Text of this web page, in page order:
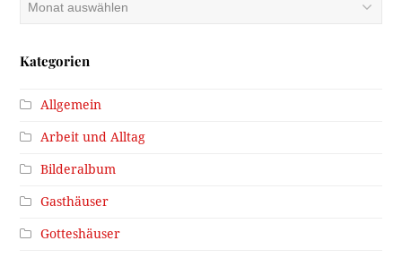
Kategorien
Allgemein
Arbeit und Alltag
Bilderalbum
Gasthäuser
Gotteshäuser